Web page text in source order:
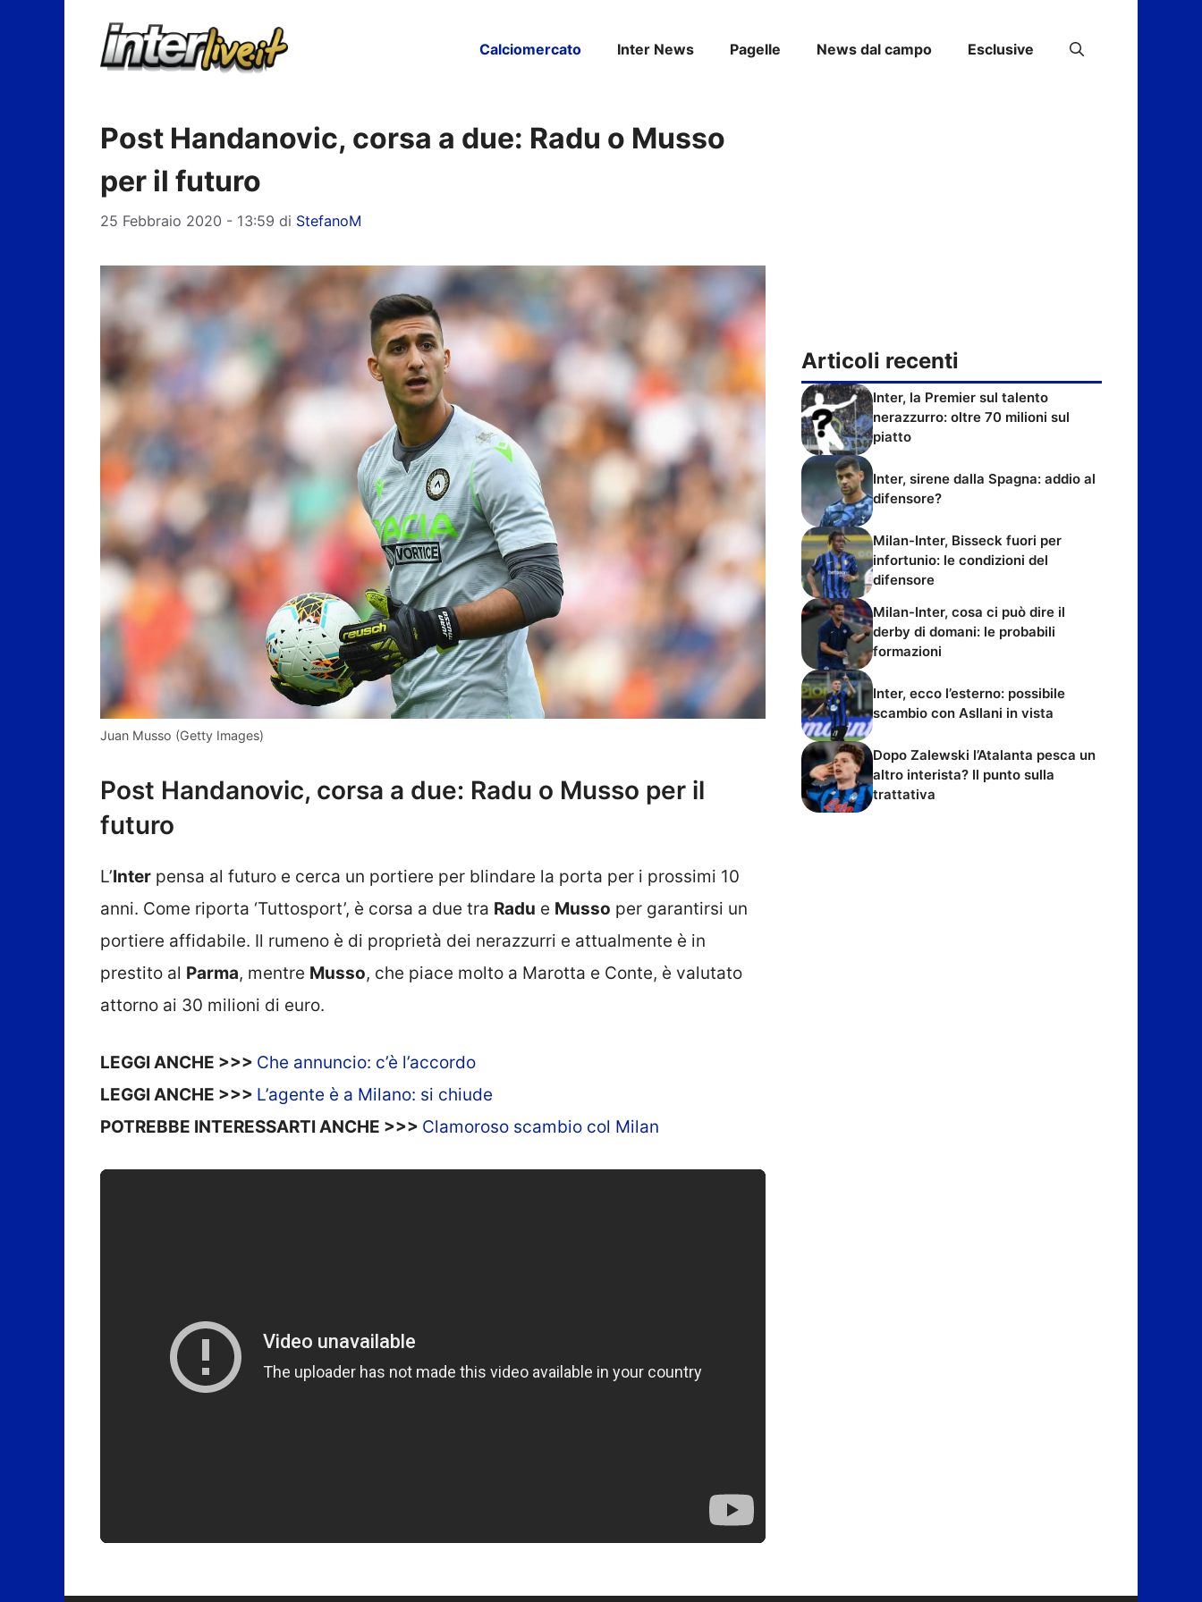
Calciomercato Inter News Pagelle News dal campo Esclusive
Post Handanovic, corsa a due: Radu o Musso
per il futuro
25 Febbraio 2020 - 13:59 di StefanoM
Juan Musso (Getty Images)
Post Handanovic, corsa a due: Radu o Musso per il
futuro
L’Inter pensa al futuro e cerca un portiere per blindare la porta per i prossimi 10
anni. Come riporta ‘Tuttosport’, è corsa a due tra Radu e Musso per garantirsi un
portiere affidabile. Il rumeno è di proprietà dei nerazzurri e attualmente è in
prestito al Parma, mentre Musso, che piace molto a Marotta e Conte, è valutato
attorno ai 30 milioni di euro.
LEGGI ANCHE >>> Che annuncio: c’è l’accordo
LEGGI ANCHE >>> L’agente è a Milano: si chiude
POTREBBE INTERESSARTI ANCHE >>> Clamoroso scambio col Milan
Articoli recenti
Inter, la Premier sul talento
nerazzurro: oltre 70 milioni sul
piatto
Inter, sirene dalla Spagna: addio al
difensore?
Milan-Inter, Bisseck fuori per
infortunio: le condizioni del
difensore
Milan-Inter, cosa ci può dire il
derby di domani: le probabili
formazioni
Inter, ecco l’esterno: possibile
scambio con Asllani in vista
Dopo Zalewski l’Atalanta pesca un
altro interista? Il punto sulla
trattativa